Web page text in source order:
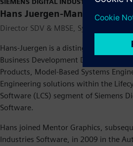
Hans Juergen-Mantsch
Director SDV & MBSE, Systems and
Hans-Juergen is a distinguished
Business Development Director for
Products, Model-Based Systems
Engineering solutions within the
Software (LCS) segment of Siemens
Software.
Hans joined Mentor Graphics,
Industries Software, in 2009 in the